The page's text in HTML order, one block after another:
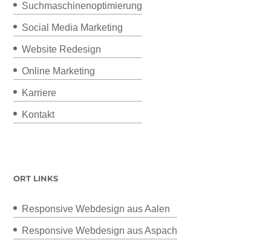
Suchmaschinenoptimierung
Social Media Marketing
Website Redesign
Online Marketing
Karriere
Kontakt
ORT LINKS
Responsive Webdesign aus Aalen
Responsive Webdesign aus Aspach